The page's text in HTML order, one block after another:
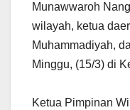
Munawwaroh
wilayah, ketua
Muhammadiyah,
Minggu, (15/3) di
Ketua Pimpinan